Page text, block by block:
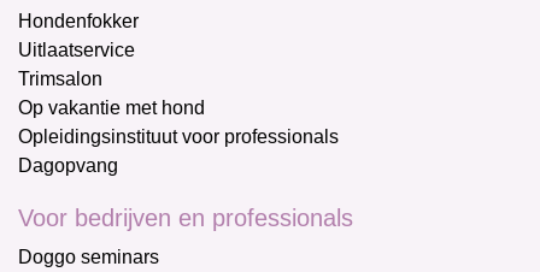
Hondenfokker
Uitlaatservice
Trimsalon
Op vakantie met hond
Opleidingsinstituut voor professionals
Dagopvang
Voor bedrijven en professionals
Doggo seminars